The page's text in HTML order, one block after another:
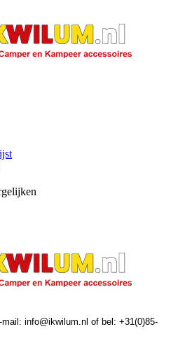
info@ikwilum.nl of bel: +31(0)85-